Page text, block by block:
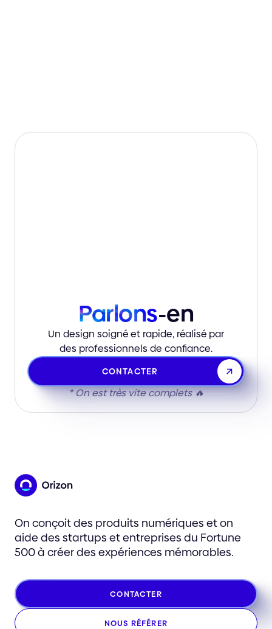
Parlons-en
Un design soigné et rapide, réalisé par
des professionnels de confiance.
CONTACTER
* On est très vite complets 🔥
On conçoit des produits numériques et on
aide des startups et entreprises du Fortune
500 à créer des expériences mémorables.
CONTACTER
NOUS RÉFÉRER